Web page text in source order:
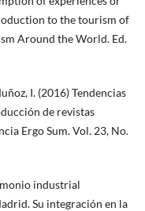
to the tourism of
Around the World. Ed.
I. (2016) Tendencias
de revistas
Ergo Sum. Vol. 23, No.
industrial
Su integración en la